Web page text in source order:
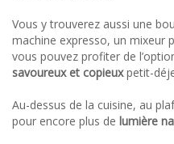
Vous y trouverez aussi une
machine expresso, un mixeur
vous pouvez profiter de
savoureux et copieuxpetit-
Au-dessus de la cuisine, au
pour encore plus de lumière